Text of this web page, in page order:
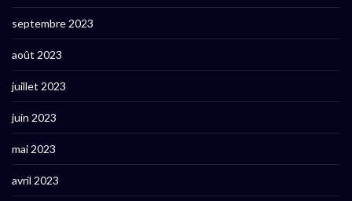
septembre 2023
août 2023
juillet 2023
juin 2023
mai 2023
avril 2023